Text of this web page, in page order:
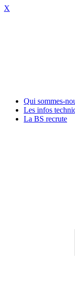
X
Qui sommes-
Les infos
La BS recrute